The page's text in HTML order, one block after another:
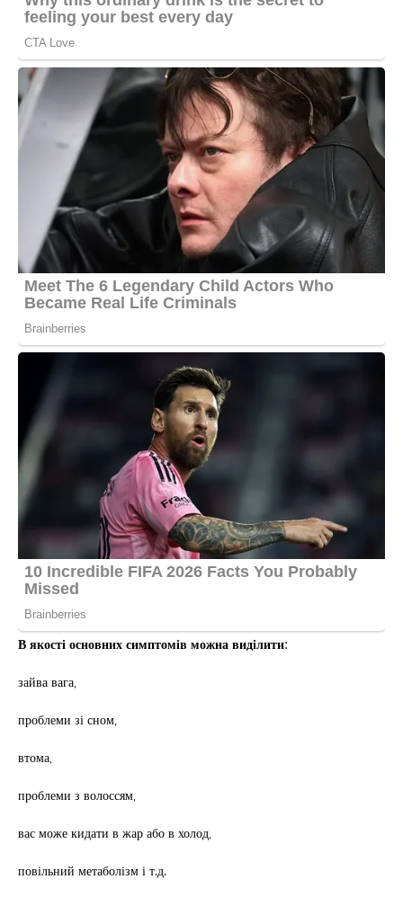
В якості основних симптомів можна виділити:
зайва вага,
проблеми зі сном,
втома,
проблеми з волоссям,
вас може кидати в жар або в холод,
повільний метаболізм і т.д.